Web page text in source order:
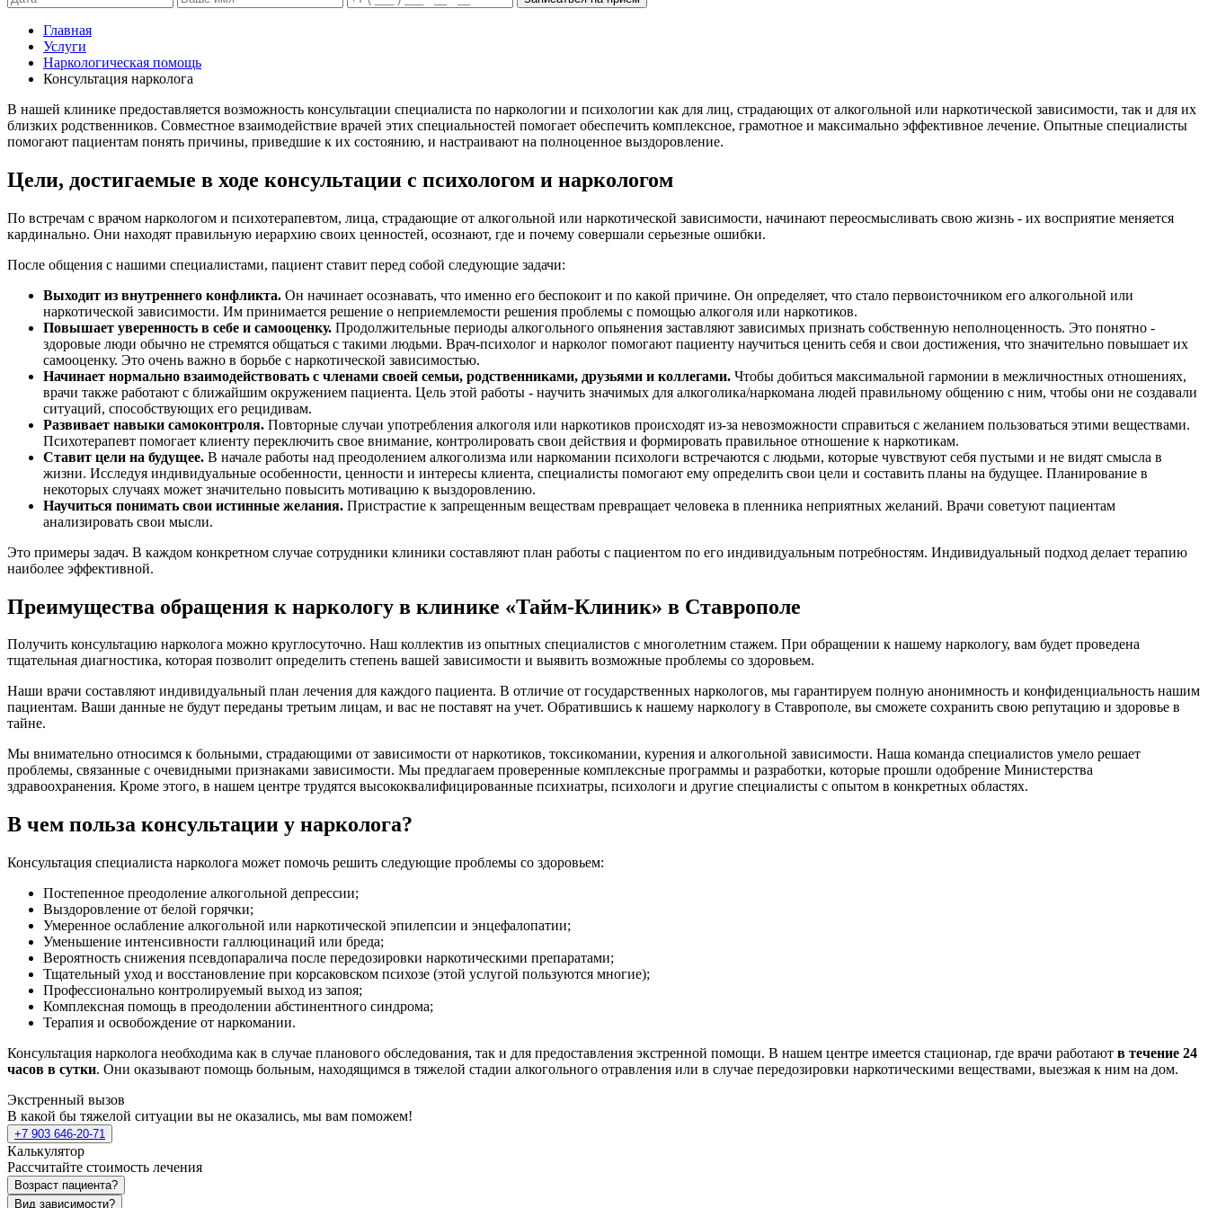
Главная
Услуги
Наркологическая помощь
Консультация нарколога
В нашей клинике предоставляется возможность консультации специалиста по наркологии и психологии как для лиц, страдающих от алкогольной или наркотической зависимости, так и для их
близких родственников. Совместное взаимодействие врачей этих специальностей помогает обеспечить комплексное, грамотное и максимально эффективное лечение. Опытные специалисты
помогают пациентам понять причины, приведшие к их состоянию, и настраивают на полноценное выздоровление.
Цели, достигаемые в ходе консультации с психологом и наркологом
По встречам с врачом наркологом и психотерапевтом, лица, страдающие от алкогольной или наркотической зависимости, начинают переосмысливать свою жизнь - их восприятие меняется
кардинально. Они находят правильную иерархию своих ценностей, осознают, где и почему совершали серьезные ошибки.
После общения с нашими специалистами, пациент ставит перед собой следующие задачи:
Выходит из внутреннего конфликта. Он начинает осознавать, что именно его беспокоит и по какой причине. Он определяет, что стало первоисточником его алкогольной или
наркотической зависимости. Им принимается решение о неприемлемости решения проблемы с помощью алкоголя или наркотиков.
Повышает уверенность в себе и самооценку. Продолжительные периоды алкогольного опьянения заставляют зависимых признать собственную неполноценность. Это понятно -
здоровые люди обычно не стремятся общаться с такими людьми. Врач-психолог и нарколог помогают пациенту научиться ценить себя и свои достижения, что значительно повышает их
самооценку. Это очень важно в борьбе с наркотической зависимостью.
Начинает нормально взаимодействовать с членами своей семьи, родственниками, друзьями и коллегами. Чтобы добиться максимальной гармонии в межличностных отношениях,
врачи также работают с ближайшим окружением пациента. Цель этой работы - научить значимых для алкоголика/наркомана людей правильному общению с ним, чтобы они не создавали
ситуаций, способствующих его рецидивам.
Развивает навыки самоконтроля. Повторные случаи употребления алкоголя или наркотиков происходят из-за невозможности справиться с желанием пользоваться этими веществами.
Психотерапевт помогает клиенту переключить свое внимание, контролировать свои действия и формировать правильное отношение к наркотикам.
Ставит цели на будущее. В начале работы над преодолением алкоголизма или наркомании психологи встречаются с людьми, которые чувствуют себя пустыми и не видят смысла в
жизни. Исследуя индивидуальные особенности, ценности и интересы клиента, специалисты помогают ему определить свои цели и составить планы на будущее. Планирование в
некоторых случаях может значительно повысить мотивацию к выздоровлению.
Научиться понимать свои истинные желания. Пристрастие к запрещенным веществам превращает человека в пленника неприятных желаний. Врачи советуют пациентам
анализировать свои мысли.
Это примеры задач. В каждом конкретном случае сотрудники клиники составляют план работы с пациентом по его индивидуальным потребностям. Индивидуальный подход делает терапию
наиболее эффективной.
Преимущества обращения к наркологу в клинике «Тайм-Клиник» в Ставрополе
Получить консультацию нарколога можно круглосуточно. Наш коллектив из опытных специалистов с многолетним стажем. При обращении к нашему наркологу, вам будет проведена
тщательная диагностика, которая позволит определить степень вашей зависимости и выявить возможные проблемы со здоровьем.
Наши врачи составляют индивидуальный план лечения для каждого пациента. В отличие от государственных наркологов, мы гарантируем полную анонимность и конфиденциальность нашим
пациентам. Ваши данные не будут переданы третьим лицам, и вас не поставят на учет. Обратившись к нашему наркологу в Ставрополе, вы сможете сохранить свою репутацию и здоровье в
тайне.
Мы внимательно относимся к больными, страдающими от зависимости от наркотиков, токсикомании, курения и алкогольной зависимости. Наша команда специалистов умело решает
проблемы, связанные с очевидными признаками зависимости. Мы предлагаем проверенные комплексные программы и разработки, которые прошли одобрение Министерства
здравоохранения. Кроме этого, в нашем центре трудятся высококвалифицированные психиатры, психологи и другие специалисты с опытом в конкретных областях.
В чем польза консультации у нарколога?
Консультация специалиста нарколога может помочь решить следующие проблемы со здоровьем:
Постепенное преодоление алкогольной депрессии;
Выздоровление от белой горячки;
Умеренное ослабление алкогольной или наркотической эпилепсии и энцефалопатии;
Уменьшение интенсивности галлюцинаций или бреда;
Вероятность снижения псевдопаралича после передозировки наркотическими препаратами;
Тщательный уход и восстановление при корсаковском психозе (этой услугой пользуются многие);
Профессионально контролируемый выход из запоя;
Комплексная помощь в преодолении абстинентного синдрома;
Терапия и освобождение от наркомании.
Консультация нарколога необходима как в случае планового обследования, так и для предоставления экстренной помощи. В нашем центре имеется стационар, где врачи работают в течение 24
часов в сутки. Они оказывают помощь больным, находящимся в тяжелой стадии алкогольного отравления или в случае передозировки наркотическими веществами, выезжая к ним на дом.
Экстренный вызов
В какой бы тяжелой ситуации вы не оказались, мы вам поможем!
+7 903 646-20-71
Калькулятор
Рассчитайте стоимость лечения
Возраст пациента?
Вид зависимости?